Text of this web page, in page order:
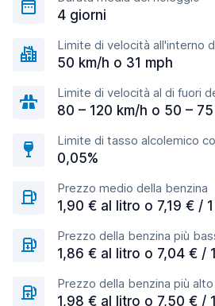
4 giorni
Limite di velocità all'interno
50 km/h o 31 mph
Limite di velocità al di fuori
80 – 120 km/h o 50 –
Limite di tasso alcolemico
0,05%
Prezzo medio della benzina
1,90 € al litro o 7,19 € /
Prezzo della benzina più
1,86 € al litro o 7,04 € /
Prezzo della benzina più alto
1,98 € al litro o 7,50 € /